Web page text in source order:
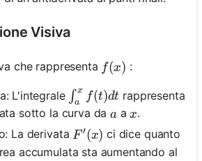
Visiva
che rappresenta f(x)
f(x) :
L'integrale \int_a^x f(t) d t
∫a
x
f(t)dt rappresenta
sotto la curva daa
aax
x.
La derivata F^{\prime}(x)
F′(x) ci dice quanto
accumulata sta aumentando al